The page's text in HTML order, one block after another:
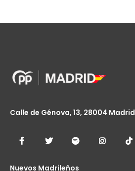
Calle de Génova, 13, 28004 Madrid
Nuevos Madrileños